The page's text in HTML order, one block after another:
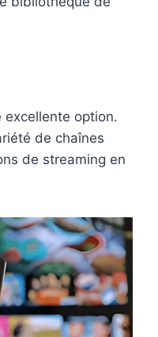
excellente option.
de chaînes
de streaming en